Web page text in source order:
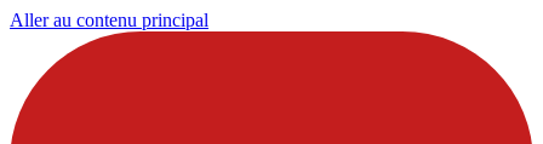
Aller au contenu principal